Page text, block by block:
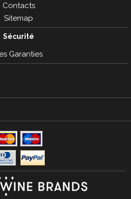
Contacts
Sitemap
Sécurité
Garanties